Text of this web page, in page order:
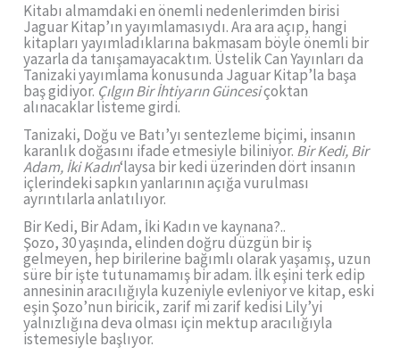
Kitabı almamdaki en önemli nedenlerimden birisi
Jaguar Kitap’ın yayımlamasıydı. Ara ara açıp, hangi
kitapları yayımladıklarına bakmasam böyle önemli bir
yazarla da tanışamayacaktım. Üstelik Can Yayınları da
Tanizaki yayımlama konusunda Jaguar Kitap’la başa
baş gidiyor. Çılgın Bir İhtiyarın Güncesiçoktan
alınacaklar listeme girdi.
Tanizaki, Doğu ve Batı’yı sentezleme biçimi, insanın
karanlık doğasını ifade etmesiyle biliniyor. Bir Kedi, Bir
Adam, İki Kadın‘laysa bir kedi üzerinden dört insanın
içlerindeki sapkın yanlarının açığa vurulması
ayrıntılarla anlatılıyor.
Bir Kedi, Bir Adam, İki Kadın ve kaynana?..
Şozo, 30 yaşında, elinden doğru düzgün bir iş
gelmeyen, hep birilerine bağımlı olarak yaşamış, uzun
süre bir işte tutunamamış bir adam. İlk eşini terk edip
annesinin aracılığıyla kuzeniyle evleniyor ve kitap, eski
eşin Şozo’nun biricik, zarif mi zarif kedisi Lily’yi
yalnızlığına deva olması için mektup aracılığıyla
istemesiyle başlıyor.